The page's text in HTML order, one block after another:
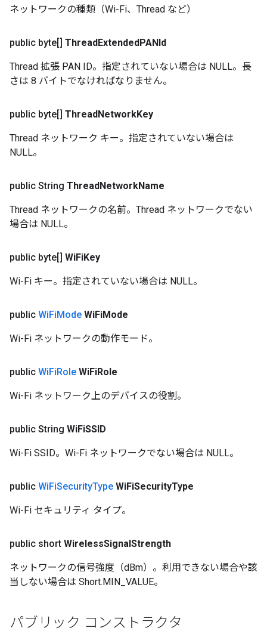
ネットワークの種類（Wi-Fi、Thread など）
public byte[] ThreadExtendedPANId
Thread 拡張 PAN ID。指定されていない場合は NULL。長
さは 8 バイトでなければなりません。
public byte[] ThreadNetworkKey
Thread ネットワーク キー。指定されていない場合は
NULL。
public String ThreadNetworkName
Thread ネットワークの名前。Thread ネットワークでない
場合は NULL。
public byte[] WiFiKey
Wi-Fi キー。指定されていない場合は NULL。
public WiFiMode WiFiMode
Wi-Fi ネットワークの動作モード。
public WiFiRole WiFiRole
Wi-Fi ネットワーク上のデバイスの役割。
public String WiFiSSID
Wi-Fi SSID。Wi-Fi ネットワークでない場合は NULL。
public WiFiSecurityType WiFiSecurityType
Wi-Fi セキュリティ タイプ。
public short WirelessSignalStrength
ネットワークの信号強度（dBm）。利用できない場合や該
当しない場合は Short.MIN_VALUE。
パブリック コンストラクタ